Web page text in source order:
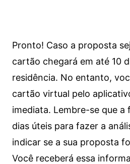
Pronto! Caso a proposta
cartão chegará em até 10
residência. No entanto,
cartão virtual pelo
imediata. Lembre-se que a
dias úteis para fazer a
indicar se a sua proposta
Você receberá essa